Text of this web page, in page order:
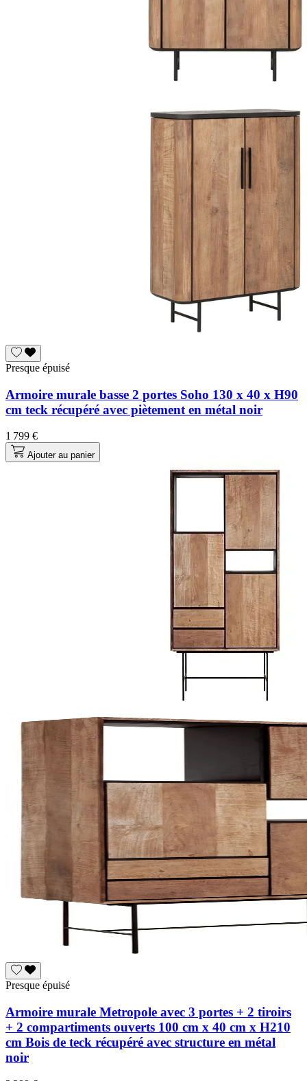
Presque épuisé
Armoire murale basse 2 portes Soho 130 x 40 x H90
cm teck récupéré avec piètement en métal noir
1 799 €
Ajouter au panier
Presque épuisé
Armoire murale Metropole avec 3 portes + 2 tiroirs
+ 2 compartiments ouverts 100 cm x 40 cm x H210
cm Bois de teck récupéré avec structure en métal
noir